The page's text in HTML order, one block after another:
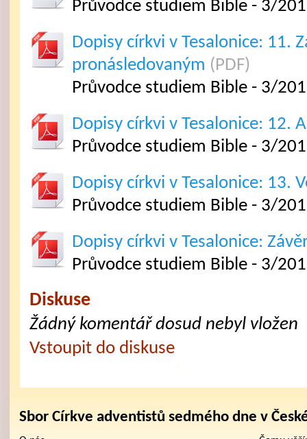
Průvodce studiem Bible - 3/
Dopisy církvi v Tesalonice: 11.
pronásledovaným (PDF)
Průvodce studiem Bible - 3/
Dopisy církvi v Tesalonice: 12.
Průvodce studiem Bible - 3/
Dopisy církvi v Tesalonice: 13.
Průvodce studiem Bible - 3/
Dopisy církvi v Tesalonice:
Průvodce studiem Bible - 3/
Diskuse
Žádný komentář dosud nebyl vložen
Vstoupit do diskuse
Sbor Církve adventistů sedmého dne v